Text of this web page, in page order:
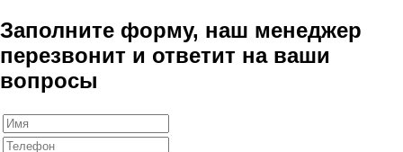
Заполните форму, наш менеджер
перезвонит и ответит на ваши
вопросы